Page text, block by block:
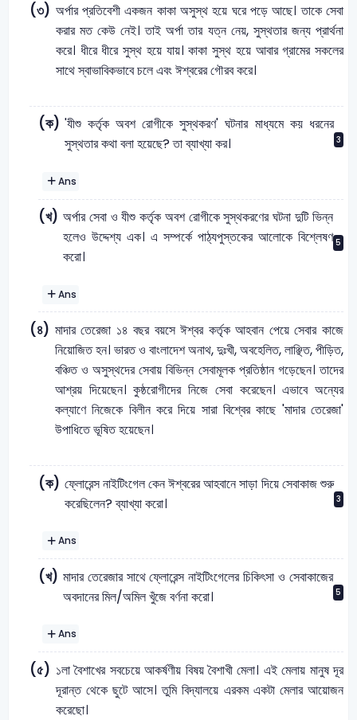
(৩) অর্পার প্রতিবেশী একজন কাকা অসুস্থ হয়ে ঘরে পড়ে আছে। তাকে সেবা
করার মত কেউ নেই। তাই অর্পা তার যত্ন নেয়, সুস্থতার জন্য প্রার্থনা
করে। ধীরে ধীরে সুস্থ হয়ে যায়। কাকা সুস্থ হয়ে আবার গ্রামের সকলের
সাথে স্বাভাবিকভাবে চলে এবং ঈশ্বরের গৌরব করে।
(ক) 'যীশু কর্তৃক অবশ রোগীকে সুস্থকরণ' ঘটনার মাধ্যমে কয় ধরনের
সুস্থতার কথা বলা হয়েছে? তা ব্যাখ্যা কর।
3
Ans
(খ) অর্পার সেবা ও যীশু কর্তৃক অবশ রোগীকে সুস্থকরণের ঘটনা দুটি ভিন্ন
হলেও উদ্দেশ্য এক। এ সম্পর্কে পাঠ্যপুস্তকের আলোকে বিশ্লেষণ
করো।
5
Ans
(৪) মাদার তেরেজা ১৪ বছর বয়সে ঈশ্বর কর্তৃক আহবান পেয়ে সেবার কাজে
নিয়োজিত হন। ভারত ও বাংলাদেশ অনাথ, দুঃখী, অবহেলিত, লাঞ্ছিত, পীড়িত,
বঞ্চিত ও অসুস্থদের সেবায় বিভিন্ন সেবামূলক প্রতিষ্ঠান গড়েছেন। তাদের
আশ্রয় দিয়েছেন। কুষ্ঠরোগীদের নিজে সেবা করেছেন। এভাবে অন্যের
কল্যাণে নিজেকে বিলীন করে দিয়ে সারা বিশ্বের কাছে 'মাদার তেরেজা'
উপাধিতে ভূষিত হয়েছেন।
(ক) ফ্লোরেন্স নাইটিংগেল কেন ঈশ্বরের আহবানে সাড়া দিয়ে সেবাকাজ শুরু
করেছিলেন? ব্যাখ্যা করো।
3
Ans
(খ) মাদার তেরেজার সাথে ফ্লোরেন্স নাইটিংগেলের চিকিৎসা ও সেবাকাজের
অবদানের মিল/অমিল খুঁজে বর্ণনা করো।
5
Ans
(৫) ১লা বৈশাখের সবচেয়ে আকর্ষণীয় বিষয় বৈশাখী মেলা। এই মেলায় মানুষ দূর
দূরান্ত থেকে ছুটে আসে। তুমি বিদ্যালয়ে এরকম একটা মেলার আয়োজন
করেছো।